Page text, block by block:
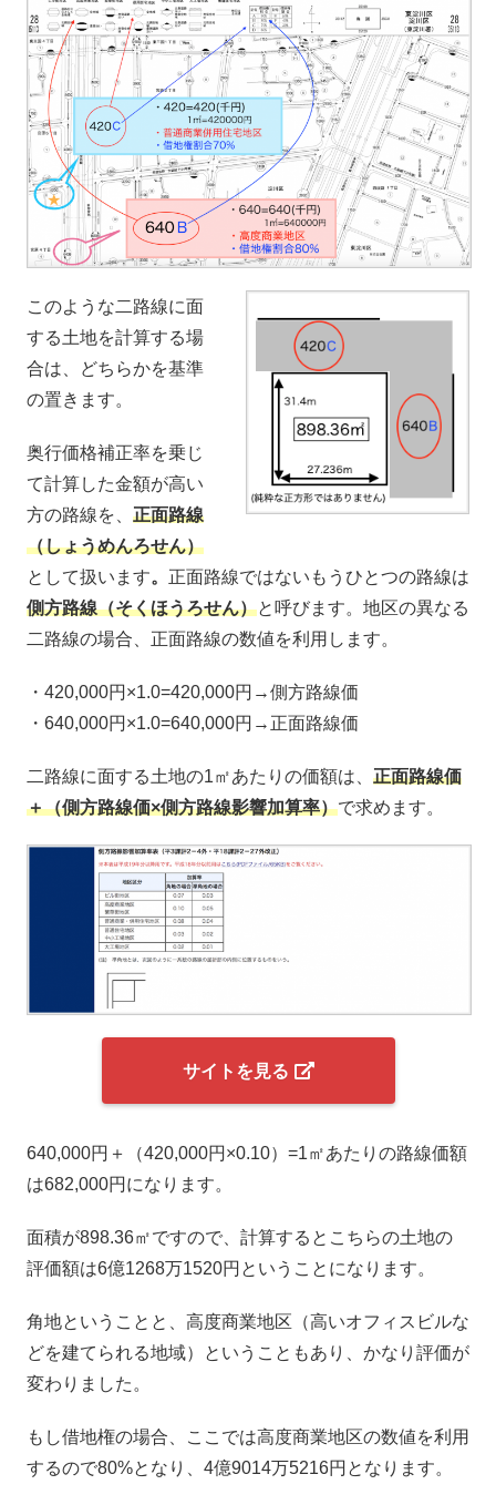
このような二路線に面
する土地を計算する場
合は、どちらかを基準
の置きます。
奥行価格補正率を乗じ
て計算した金額が高い
方の路線を、 正面路線
（しょうめんろせん）
として扱います 。 正面路線ではないもうひとつの路線は
側方路線（そくほうろせん）と呼びます。地区の異なる
二路線の場合、正面路線の数値を利用します。
・420,000円×1.0=420,000円→側方路線価
・640,000円×1.0=640,000円→正面路線価
二路線に面する土地の1㎡あたりの価額は、 正面路線価
＋（側方路線価×側方路線影響加算率）で求めます。
サイトを見る
640,000円＋（420,000円×0.10）=1㎡あたりの路線価額
は682,000円になります。
面積が898.36㎡ですので、計算するとこちらの土地の
評価額は6億1268万1520円ということになります。
角地ということと、高度商業地区（高いオフィスビルな
どを建てられる地域）ということもあり、かなり評価が
変わりました。
もし借地権の場合、ここでは高度商業地区の数値を利用
するので80%となり、4億9014万5216円となります。